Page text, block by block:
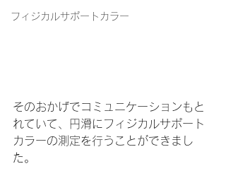
フィジカルサポートカラー
そのおかげでコミュニケーションもと
れていて、円滑にフィジカルサポート
カラーの測定を行うことができまし
た。